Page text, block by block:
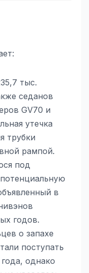
тыс.
седанов
GV70 и
утечка
трубки
рампой.
под
в
годов.
о запахе
поступать
однако